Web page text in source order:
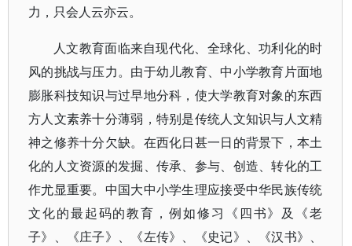
力，只会人云亦云。
人文教育面临来自现代化、全球化、功利化的时
风的挑战与压力。由于幼儿教育、中小学教育片面地
膨胀科技知识与过早地分科，使大学教育对象的东西
方人文素养十分薄弱，特别是传统人文知识与人文精
神之修养十分欠缺。在西化日甚一日的背景下，本土
化的人文资源的发掘、传承、参与、创造、转化的工
作尤显重要。中国大中小学生理应接受中华民族传统
文化的最起码的教育，例如修习《四书》及《老
子》、《庄子》、《左传》、《史记》、《汉书》、